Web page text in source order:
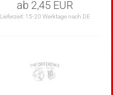
ab 2,45 EUR
Lieferzeit: 15-20 Werktage nach DE